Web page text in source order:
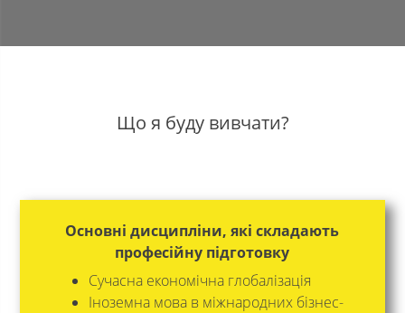
Що я буду вивчати?
Основні дисципліни, які складають
професійну підготовку
Сучасна економічна глобалізація
Іноземна мова в міжнародних бізнес-